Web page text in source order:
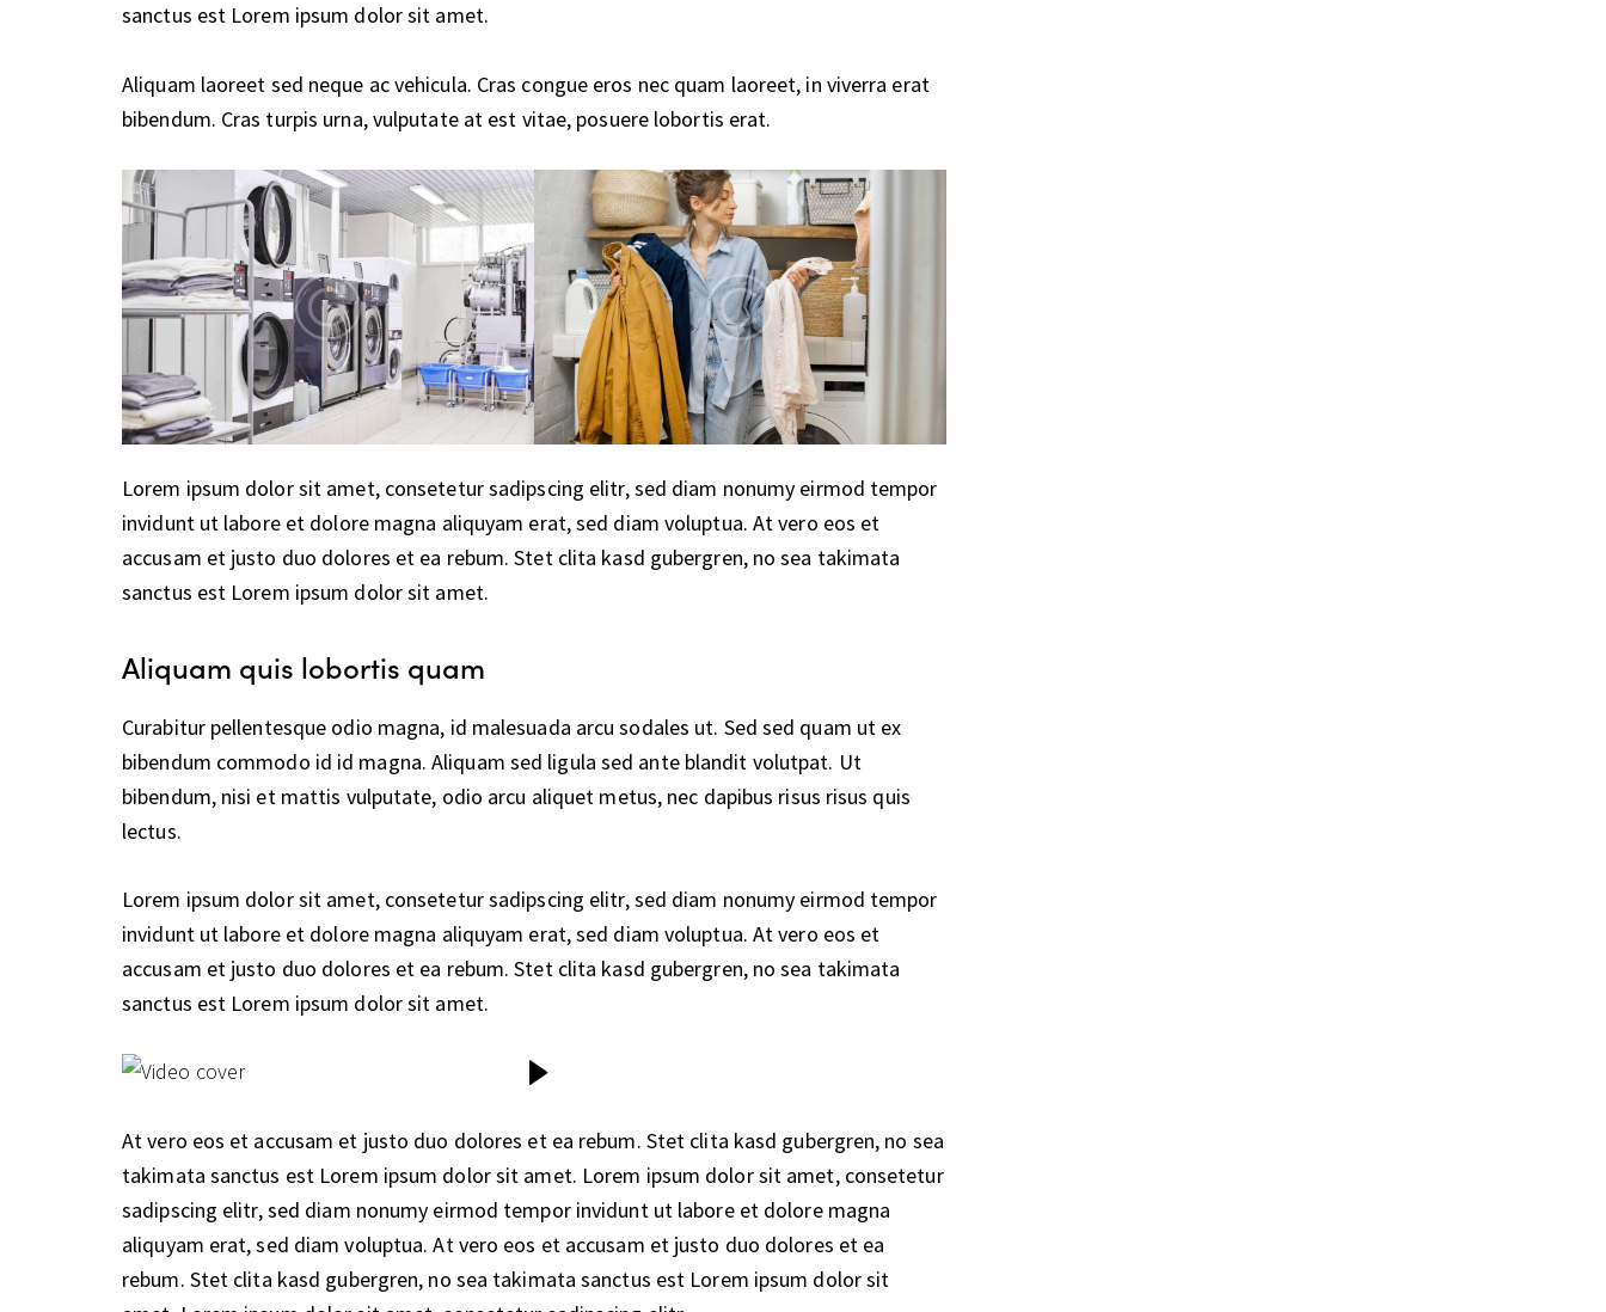
sanctus est Lorem ipsum dolor sit amet.
Aliquam laoreet sed neque ac vehicula. Cras congue eros nec quam laoreet, in viverra erat
bibendum. Cras turpis urna, vulputate at est vitae, posuere lobortis erat.
Lorem ipsum dolor sit amet, consetetur sadipscing elitr, sed diam nonumy eirmod tempor
invidunt ut labore et dolore magna aliquyam erat, sed diam voluptua. At vero eos et
accusam et justo duo dolores et ea rebum. Stet clita kasd gubergren, no sea takimata
sanctus est Lorem ipsum dolor sit amet.
Aliquam quis lobortis quam
Curabitur pellentesque odio magna, id malesuada arcu sodales ut. Sed sed quam ut ex
bibendum commodo id id magna. Aliquam sed ligula sed ante blandit volutpat. Ut
bibendum, nisi et mattis vulputate, odio arcu aliquet metus, nec dapibus risus risus quis
lectus.
Lorem ipsum dolor sit amet, consetetur sadipscing elitr, sed diam nonumy eirmod tempor
invidunt ut labore et dolore magna aliquyam erat, sed diam voluptua. At vero eos et
accusam et justo duo dolores et ea rebum. Stet clita kasd gubergren, no sea takimata
sanctus est Lorem ipsum dolor sit amet.
At vero eos et accusam et justo duo dolores et ea rebum. Stet clita kasd gubergren, no sea
takimata sanctus est Lorem ipsum dolor sit amet. Lorem ipsum dolor sit amet, consetetur
sadipscing elitr, sed diam nonumy eirmod tempor invidunt ut labore et dolore magna
aliquyam erat, sed diam voluptua. At vero eos et accusam et justo duo dolores et ea
rebum. Stet clita kasd gubergren, no sea takimata sanctus est Lorem ipsum dolor sit